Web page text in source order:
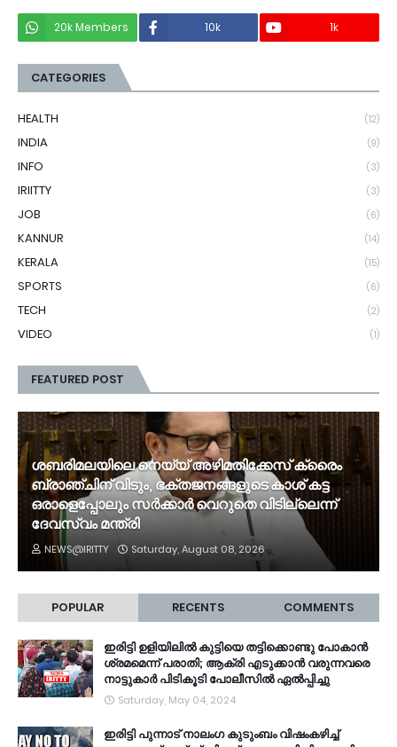
20k Members 10k 1k
CATEGORIES
HEALTH (12)
INDIA (9)
INFO (3)
IRIITTY (3)
JOB (6)
KANNUR (14)
KERALA (15)
SPORTS (6)
TECH (2)
VIDEO (1)
FEATURED POST
ശബരിമലയിലെ നെയ്യ് അഴിമതിക്കേസ് ക്രൈം
ബ്രാഞ്ചിന് വിടും, ഭക്തജനങ്ങളുടെ കാശ് കട്ട
ഒരാളെപ്പോലും സർക്കാർ വെറുതെ വിടില്ലെന്ന്
ദേവസ്വം മന്ത്രി
NEWS@IRITTY Saturday, August 08, 2026
POPULAR RECENTS COMMENTS
ഇരിട്ടി ഉളിയിലിൽ കുട്ടിയെ തട്ടിക്കൊണ്ടു പോകാൻ
ശ്രമമെന്ന് പരാതി; ആക്രി എടുക്കാൻ വരുന്നവരെ
നാട്ടുകാർ പിടികൂടി പോലീസിൽ ഏൽപ്പിച്ചു
Saturday, May 04, 2024
ഇരിട്ടി പുന്നാട് നാലംഗ കുടുംബം വിഷംകഴിച്ച്‌